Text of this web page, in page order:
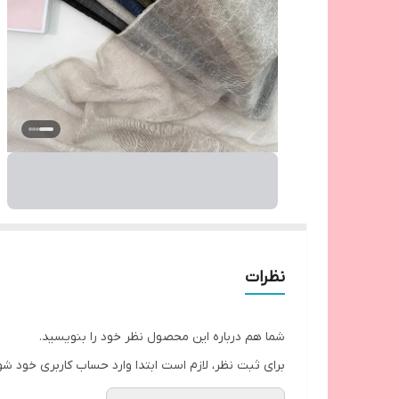
نظرات
شما هم درباره این محصول نظر خود را بنویسید.
برای ثبت نظر، لازم است ابتدا وارد حساب کاربری خود